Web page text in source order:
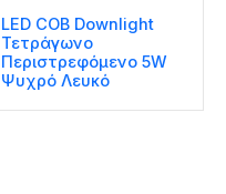
LED COB Downlight
Τετράγωνο
Περιστρεφόμενο 5W
Ψυχρό Λευκό